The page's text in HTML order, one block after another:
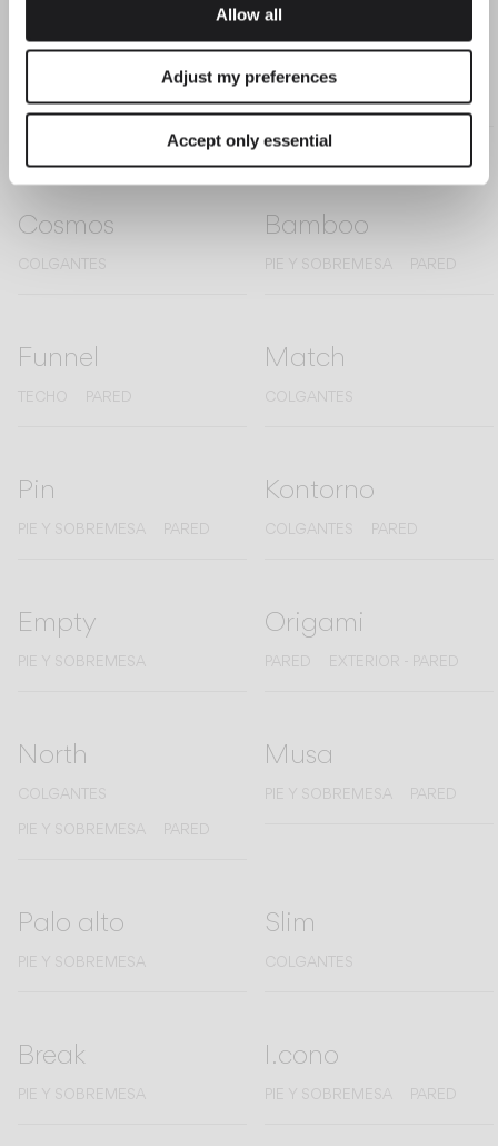
Allow all
Adjust my preferences
Accept only essential
Guise
COLGANTES
Brisa
Cosmos
COLGANTES
Bamboo
PIE Y SOBREMESA PARED
Funnel
TECHO PARED
Match
COLGANTES
Pin
PIE Y SOBREMESA PARED
Kontorno
COLGANTES PARED
Empty
PIE Y SOBREMESA
Origami
PARED EXTERIOR - PARED
North
COLGANTES
PIE Y SOBREMESA
PARED
Musa
PIE Y SOBREMESA PARED
Palo alto
PIE Y SOBREMESA
Slim
COLGANTES
Break
PIE Y SOBREMESA
I.cono
PIE Y SOBREMESA PARED